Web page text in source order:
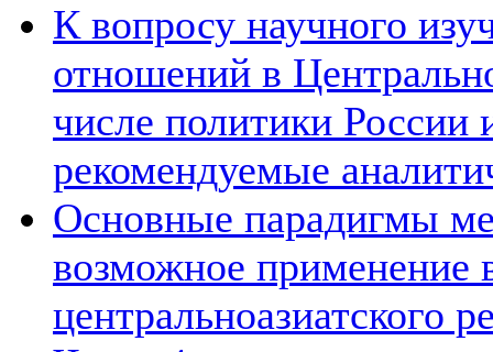
К вопросу научного
отношений в
числе политики России
рекомендуемые
Основные парадигмы
возможное применение
центральноазиатского